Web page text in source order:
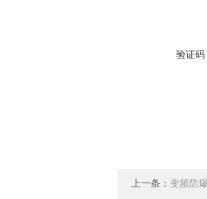
验证码
上一条： 变频防